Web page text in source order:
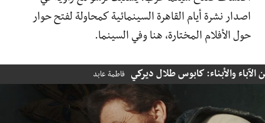
اصدار نشرة أيام القاهرة السينمائية كمحاولة لفتح حوار
حول الأفلام المختارة، هنا وفي السينما.
والأبناء: كابوس طلال ديركي فاطمة عابد